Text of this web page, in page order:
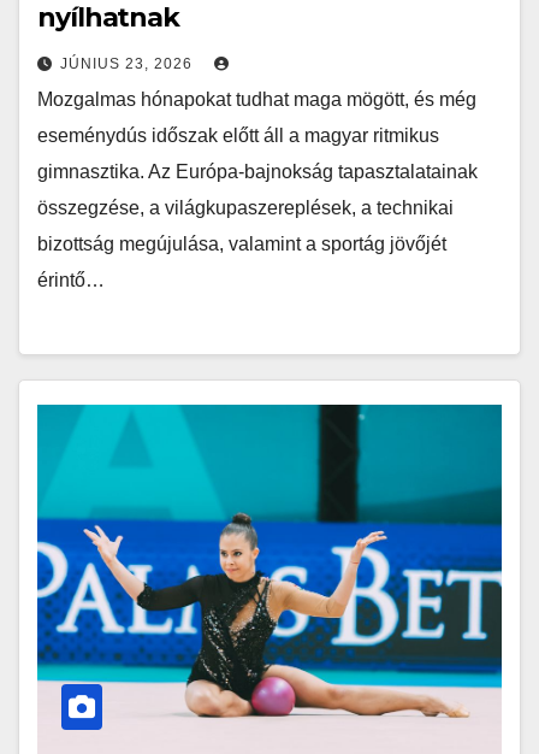
nyílhatnak
JÚNIUS 23, 2026
Mozgalmas hónapokat tudhat maga mögött, és még
eseménydús időszak előtt áll a magyar ritmikus
gimnasztika. Az Európa-bajnokság tapasztalatainak
összegzése, a világkupaszereplések, a technikai
bizottság megújulása, valamint a sportág jövőjét
érintő…